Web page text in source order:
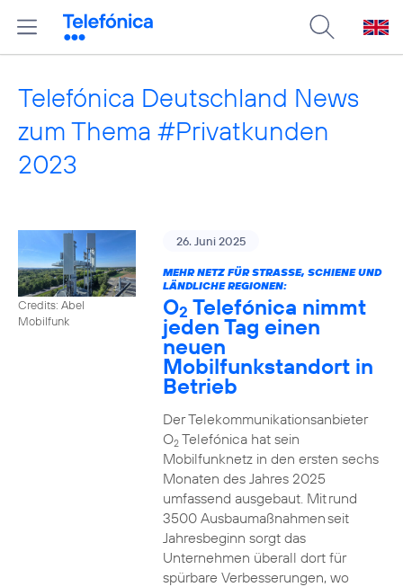
Telefónica Deutschland News
zum Thema #Privatkunden
2023
Credits: Abel
Mobilfunk
26. Juni 2025
MEHR NETZ FÜR STRASSE, SCHIENE UND L
ÄNDLICHE REGIONEN:
O2 Telefónica nimmt
jeden Tag einen
neuen
Mobilfunkstandort in
Betrieb
Der Telekommunikationsanbieter
O2Telefónica hat sein
Mobilfunknetz in den ersten sechs
Monaten des Jahres 2025
umfassend ausgebaut. Mit rund
3500 Ausbaumaßnahmen seit
Jahresbeginn sorgt das
Unternehmen überall dort für
spürbare Verbesserungen, wo